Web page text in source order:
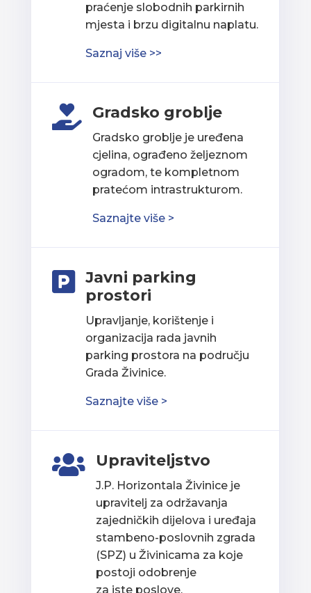
praćenje slobodnih parkirnih
mjesta i brzu digitalnu naplatu.
Saznaj više >>
 Gradsko groblje
Gradsko groblje je uređena
cjelina, ograđeno željeznom
ogradom, te kompletnom
pratećom intrastrukturom.
Saznajte više >

Javni parking
prostori
Upravljanje, korištenje i
organizacija rada javnih
parking prostora na području
Grada Živinice.
Saznajte više >
 Upraviteljstvo
J.P. Horizontala Živinice je
upravitelj za održavanja
zajedničkih dijelova i uređaja
stambeno-poslovnih zgrada
(SPZ) u Živinicama za koje
postoji odobrenje
za iste poslove.